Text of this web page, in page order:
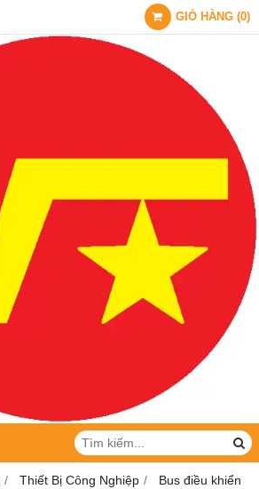
GIỎ HÀNG (0)
Thiết Bị Công Nghiệp Bus điều khiển